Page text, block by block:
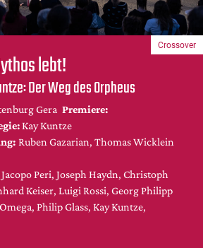
lebt!
Der Weg des Orpheus
Gera Premiere:
Kay Kuntze
Ruben Gazarian, Thomas Wicklein
Peri, Joseph Haydn, Christoph
Keiser, Luigi Rossi, Georg Philipp
Philip Glass, Kay Kuntze,
Crossover